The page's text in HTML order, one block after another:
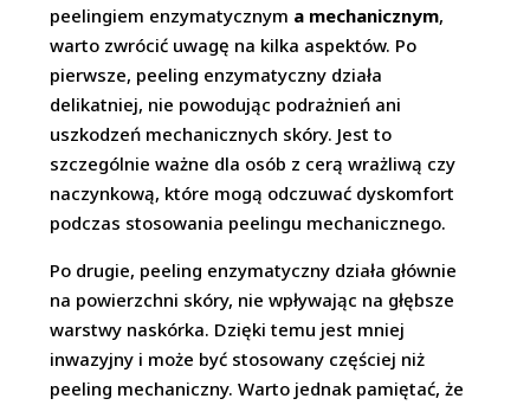
peelingiem enzymatycznym a mechanicznym,
warto zwrócić uwagę na kilka aspektów. Po
pierwsze, peeling enzymatyczny działa
delikatniej, nie powodując podrażnień ani
uszkodzeń mechanicznych skóry. Jest to
szczególnie ważne dla osób z cerą wrażliwą czy
naczynkową, które mogą odczuwać dyskomfort
podczas stosowania peelingu mechanicznego.
Po drugie, peeling enzymatyczny działa głównie
na powierzchni skóry, nie wpływając na głębsze
warstwy naskórka. Dzięki temu jest mniej
inwazyjny i może być stosowany częściej niż
peeling mechaniczny. Warto jednak pamiętać, że